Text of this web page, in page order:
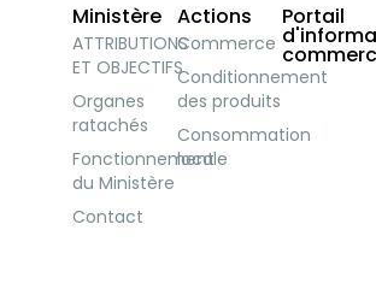
Ministère
ATTRIBUTIONS
ET OBJECTIFS
Organes
ratachés
Fonctionnement
du Ministère
Contact
Actions
Commerce
Conditionnement
des produits
Consommation
locale
Portail